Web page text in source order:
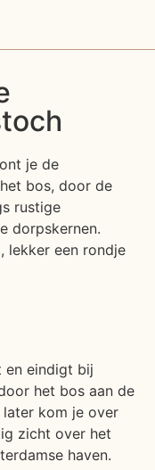
je de
bos, door de
rustige
dorpskernen.
lekker een rondje
en eindigt bij
het bos aan de
later kom je over
zicht over het
haven.